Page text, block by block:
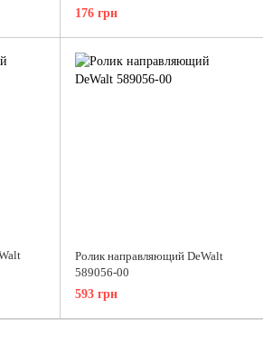
176 грн
Ролик направляющий DeWalt
589056-00
593 грн